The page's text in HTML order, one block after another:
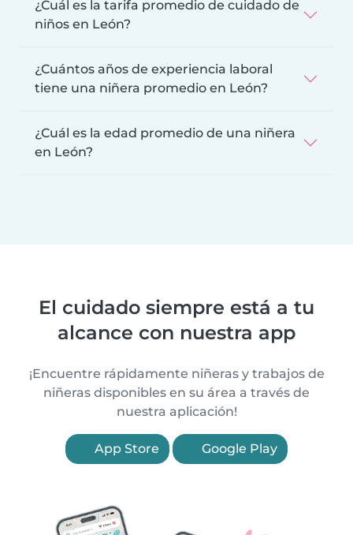
¿Cuál es la tarifa promedio de cuidado de
niños en León?
¿Cuántos años de experiencia laboral
tiene una niñera promedio en León?
¿Cuál es la edad promedio de una niñera
en León?
El cuidado siempre está a tu
alcance con nuestra app
¡Encuentre rápidamente niñeras y trabajos de
niñeras disponibles en su área a través de
nuestra aplicación!
App Store Google Play